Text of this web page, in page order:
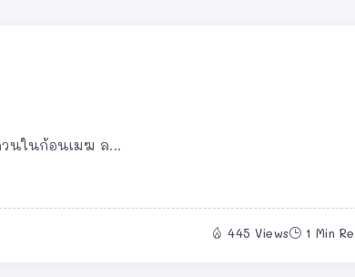
นในก้อนเมฆ ล...
445 Views 1 Min